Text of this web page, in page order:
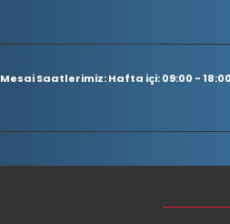
Mesai Saatlerimiz: Hafta içi: 09:00 -